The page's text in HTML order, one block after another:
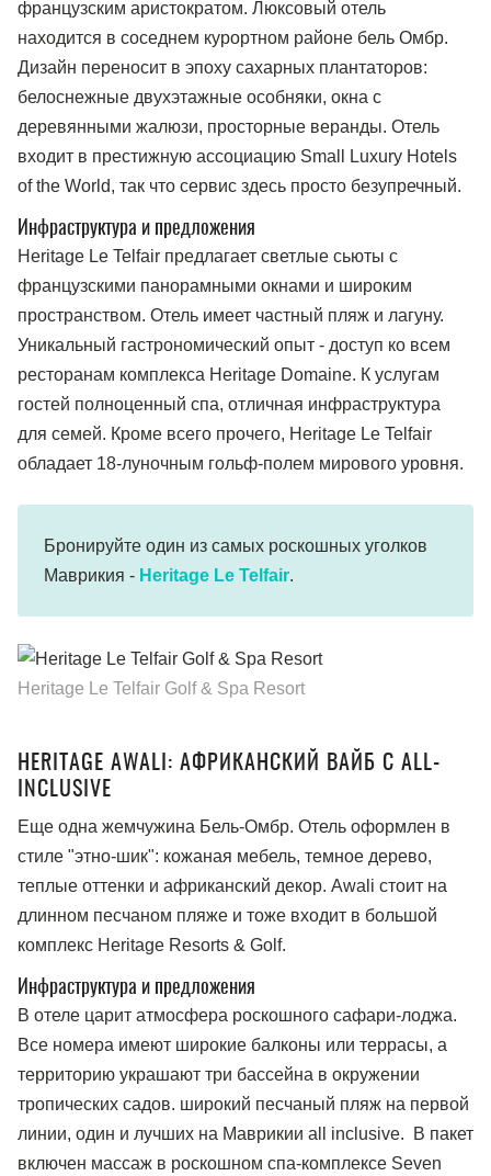
французским аристократом. Люксовый отель
находится в соседнем курортном районе бель Омбр.
Дизайн переносит в эпоху сахарных плантаторов:
белоснежные двухэтажные особняки, окна с
деревянными жалюзи, просторные веранды. Отель
входит в престижную ассоциацию Small Luxury Hotels
of the World, так что сервис здесь просто безупречный.
Инфраструктура и предложения
Heritage Le Telfair предлагает светлые сьюты с
французскими панорамными окнами и широким
пространством. Отель имеет частный пляж и лагуну.
Уникальный гастрономический опыт - доступ ко всем
ресторанам комплекса Heritage Domaine. К услугам
гостей полноценный спа, отличная инфраструктура
для семей. Кроме всего прочего, Heritage Le Telfair
обладает 18-луночным гольф-полем мирового уровня.
Бронируйте один из самых роскошных уголков
Маврикия - Heritage Le Telfair.
Heritage Le Telfair Golf & Spa Resort
HERITAGE AWALI: АФРИКАНСКИЙ ВАЙБ С ALL-
INCLUSIVE
Еще одна жемчужина Бель-Омбр. Отель оформлен в
стиле "этно-шик": кожаная мебель, темное дерево,
теплые оттенки и африканский декор. Awali стоит на
длинном песчаном пляже и тоже входит в большой
комплекс Heritage Resorts & Golf.
Инфраструктура и предложения
В отеле царит атмосфера роскошного сафари-лоджа.
Все номера имеют широкие балконы или террасы, а
территорию украшают три бассейна в окружении
тропических садов. широкий песчаный пляж на первой
линии, один и лучших на Маврикии all inclusive. В пакет
включен массаж в роскошном спа-комплексе Seven